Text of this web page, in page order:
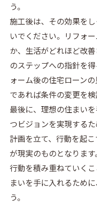
う。
施工後は、その効果を
いでください。リフォ
か、生活がどれほど改
のステップへの指針を
ォーム後の住宅ローン
であれば条件の変更を
最後に、理想の住まい
つビジョンを実現する
計画を立て、行動を起
が現実のものとなりま
行動を積み重ねていく
まいを手に入れるため
う。